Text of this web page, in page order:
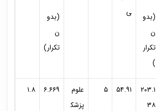
(بدو
ن
تکرار
)
ی
(بدو
ن
تکرار)
۲۰۳.۱
۳۸
۵۴.۹۱ ۵
علوم
پزشک
۶.۶۶۹ ۱.۸